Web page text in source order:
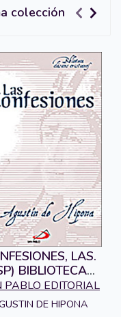
colección
LAS.
BIBLIOTECA
CLASICOS
CRISTIANOS
PABLO EDITORIAL
DE HIPONA